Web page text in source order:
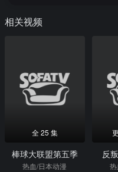
相关视频
全 25 集
棒球大联盟第五季
热血/日本动漫
反